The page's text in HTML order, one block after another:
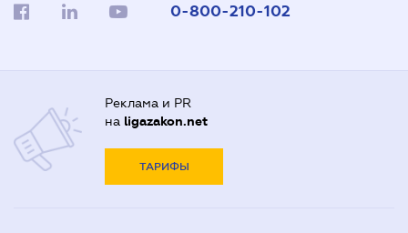
0-800-210-102
Реклама и PR
на ligazakon.net
ТАРИФЫ